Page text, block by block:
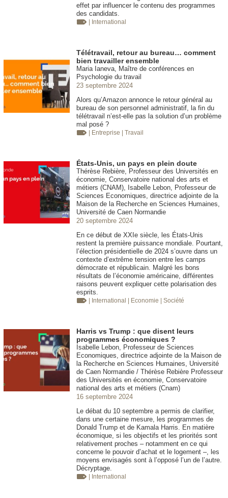
effet par influencer le contenu des programmes
des candidats.
| International
Télétravail, retour au bureau… comment
bien travailler ensemble
Maria Ianeva, Maître de conférences en
Psychologie du travail
23 septembre 2024
Alors qu’Amazon annonce le retour général au
bureau de son personnel administratif, la fin du
télétravail n’est-elle pas la solution d’un problème
mal posé ?
| Entreprise | Travail
États-Unis, un pays en plein doute
Thérèse Rebière, Professeur des Universités en
économie, Conservatoire national des arts et
métiers (CNAM), Isabelle Lebon, Professeur de
Sciences Economiques, directrice adjointe de la
Maison de la Recherche en Sciences Humaines,
Université de Caen Normandie
20 septembre 2024
En ce début de XXIe siècle, les États-Unis
restent la première puissance mondiale. Pourtant,
l’élection présidentielle de 2024 s’ouvre dans un
contexte d’extrême tension entre les camps
démocrate et républicain. Malgré les bons
résultats de l’économie américaine, différentes
raisons peuvent expliquer cette polarisation des
esprits.
| International | Economie | Société
Harris vs Trump : que disent leurs
programmes économiques ?
Isabelle Lebon, Professeur de Sciences
Economiques, directrice adjointe de la Maison de
la Recherche en Sciences Humaines, Université
de Caen Normandie / Thérèse Rebière Professeur
des Universités en économie, Conservatoire
national des arts et métiers (Cnam)
16 septembre 2024
Le débat du 10 septembre a permis de clarifier,
dans une certaine mesure, les programmes de
Donald Trump et de Kamala Harris. En matière
économique, si les objectifs et les priorités sont
relativement proches – notamment en ce qui
concerne le pouvoir d’achat et le logement –, les
moyens envisagés sont à l’opposé l’un de l’autre.
Décryptage.
| International